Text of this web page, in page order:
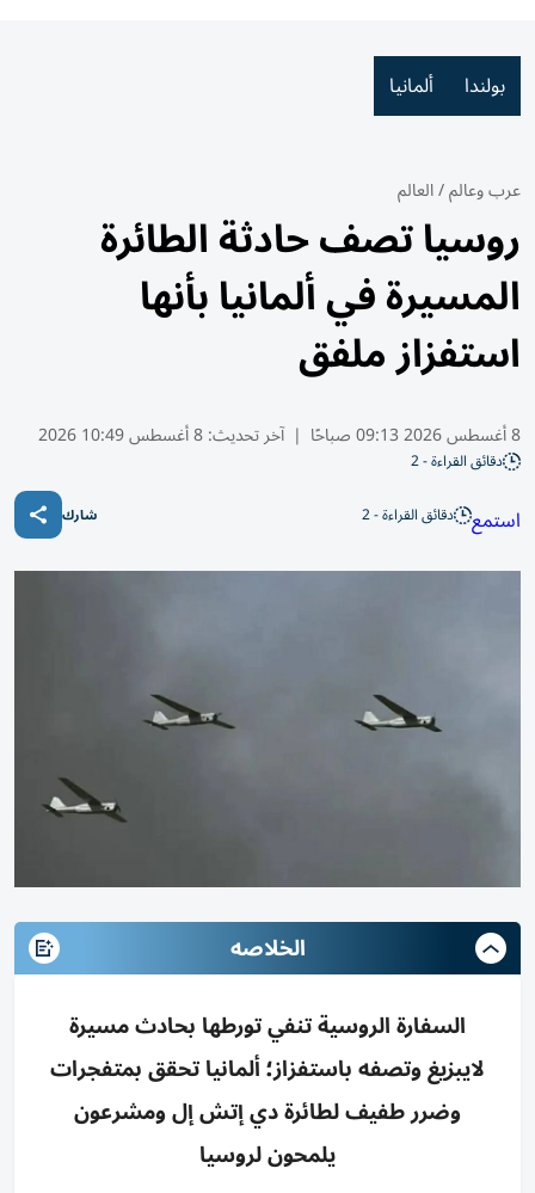
بولندا ألمانيا
عرب وعالم/العالم
روسيا تصف حادثة الطائرة
المسيرة في ألمانيا بأنها
استفزاز ملفق
8 أغسطس 2026 09:13 صباحًا | آخر تحديث:8 أغسطس 10:49 2026
دقائق القراءة - 2
استمع دقائق القراءة - 2 شارك
الخلاصه
السفارة الروسية تنفي تورطها بحادث مسيرة
لايبزيغ وتصفه باستفزاز؛ ألمانيا تحقق بمتفجرات
وضرر طفيف لطائرة دي إتش إل ومشرعون
يلمحون لروسيا